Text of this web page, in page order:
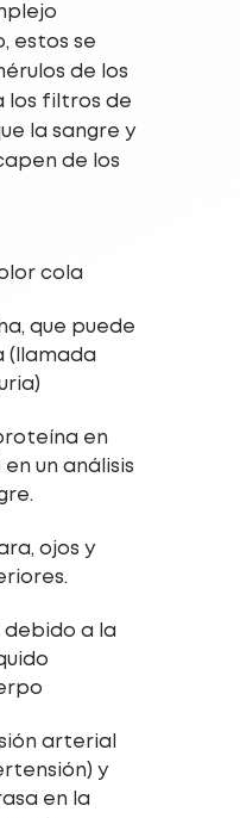
estos se
de los
los filtros de
la sangre y
de los
cola
que puede
(llamada
en
un análisis
ojos y
debido a la
arterial
y
en la